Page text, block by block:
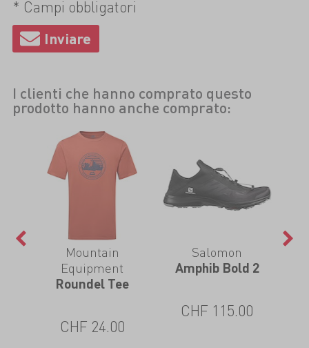
* Campi obbligatori
I clienti che hanno comprato questo
prodotto hanno anche comprato:
Mountain
Equipment
Roundel Tee
CHF 24.00
Salomon
Amphib Bold 2
CHF 115.00